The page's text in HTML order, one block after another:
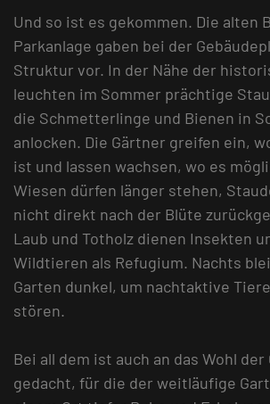
Und so ist es gekommen. Die alten
Parkanlage gaben bei der
Struktur vor. In der Nähe der
leuchten im Sommer prächtige
die Schmetterlinge und Bienen in
anlocken. Die Gärtner greifen ein,
ist und lassen wachsen, wo es
Wiesen dürfen länger stehen,
nicht direkt nach der Blüte
Laub und Totholz dienen Insekten
Wildtieren als Refugium. Nachts
Garten dunkel, um nachtaktive
stören.
Bei all dem ist auch an das Wohl der
gedacht, für die der weitläufige